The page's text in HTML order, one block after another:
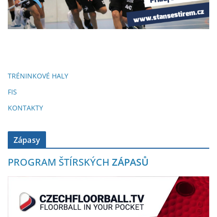
TRÉNINKOVÉ HALY
FIS
KONTAKTY
Zápasy
PROGRAM ŠTÍRSKÝCH ZÁPASŮ